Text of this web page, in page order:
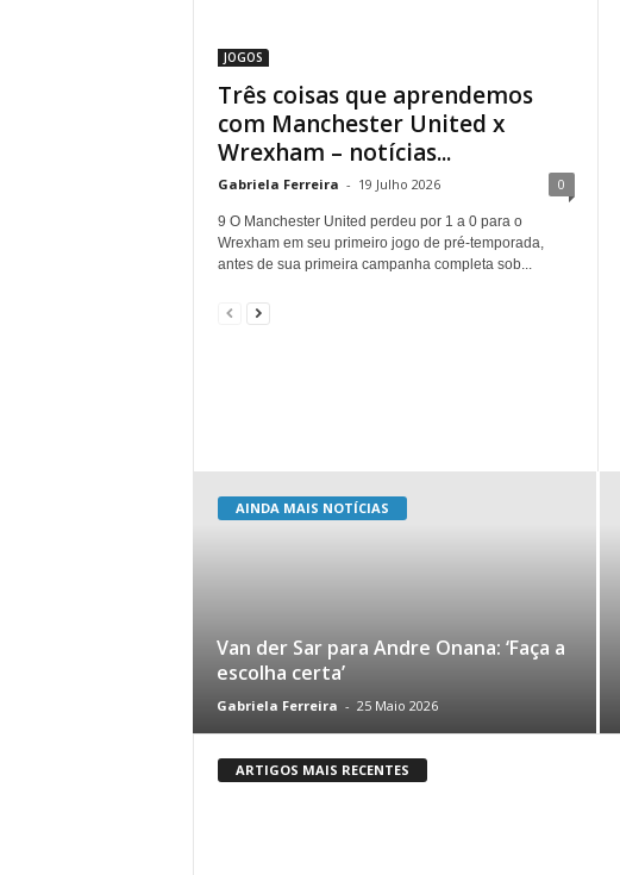
JOGOS
Três coisas que aprendemos
com Manchester United x
Wrexham – notícias...
Gabriela Ferreira - 19 Julho 2026 0
9 O Manchester United perdeu por 1 a 0 para o
Wrexham em seu primeiro jogo de pré-temporada,
antes de sua primeira campanha completa sob...
AINDA MAIS NOTÍCIAS
Van der Sar para Andre Onana: ‘Faça a
escolha certa’
Gabriela Ferreira - 25 Maio 2026
ARTIGOS MAIS RECENTES